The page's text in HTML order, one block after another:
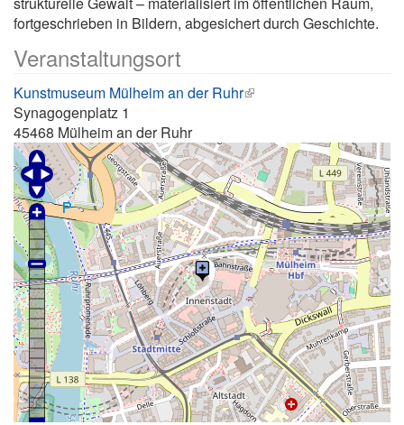
fortgeschrieben in Bildern, abgesichert durch Geschichte.
Veranstaltungsort
Kunstmuseum Mülheim an der Ruhr
Synagogenplatz 1
45468 Mülheim an der Ruhr